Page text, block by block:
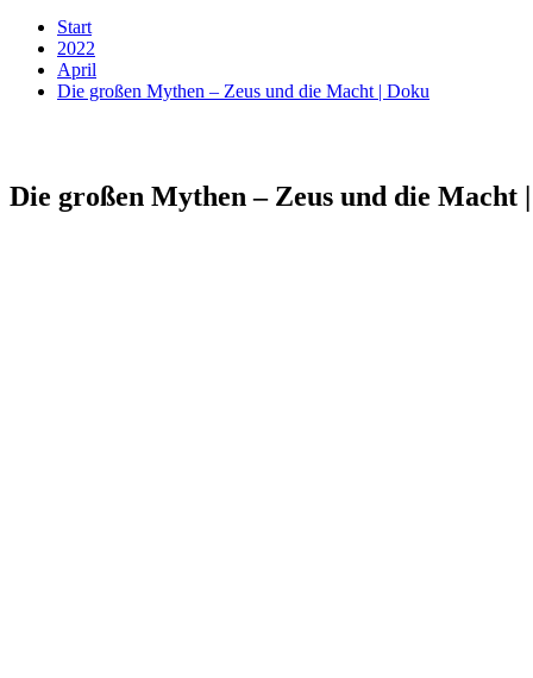
Start
2022
April
Die großen Mythen – Zeus und die Macht | Doku
Die großen Mythen – Zeus und die Macht